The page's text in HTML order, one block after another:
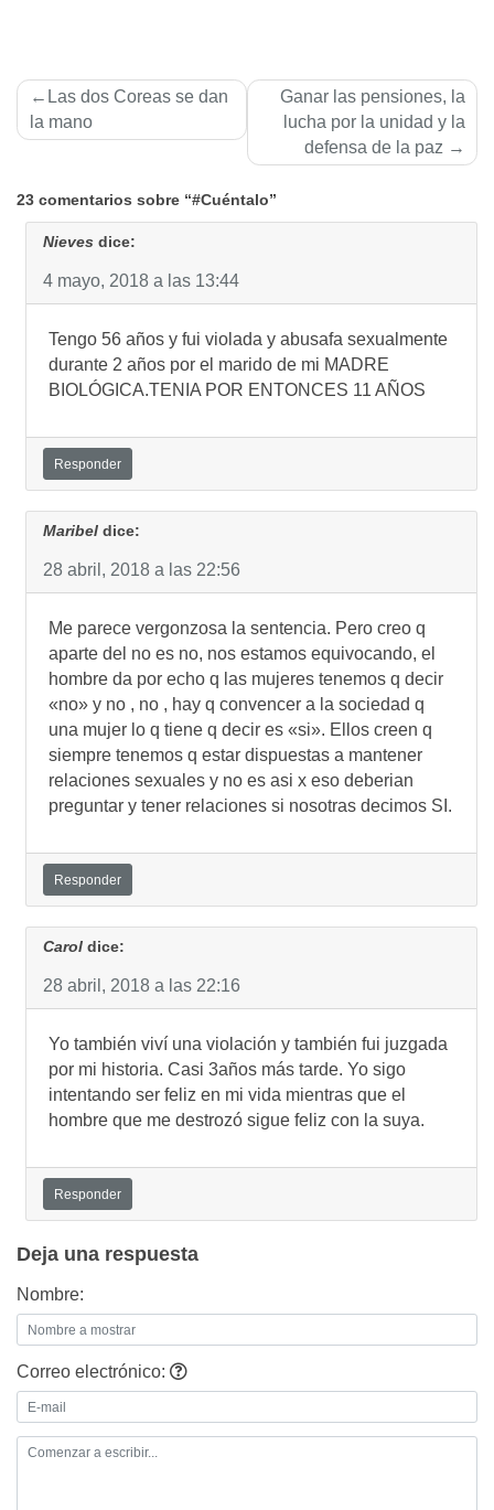
Navegación
de
Las dos Coreas se dan
la mano
Ganar las pensiones, la
lucha por la unidad y la
defensa de la paz
23 comentarios sobre “#Cuéntalo”
Nieves dice:
4 mayo, 2018 a las 13:44
Tengo 56 años y fui violada y abusafa sexualmente
durante 2 años por el marido de mi MADRE
BIOLÓGICA.TENIA POR ENTONCES 11 AÑOS
Responder
Maribel dice:
28 abril, 2018 a las 22:56
Me parece vergonzosa la sentencia. Pero creo q
aparte del no es no, nos estamos equivocando, el
hombre da por echo q las mujeres tenemos q decir
«no» y no , no , hay q convencer a la sociedad q
una mujer lo q tiene q decir es «si». Ellos creen q
siempre tenemos q estar dispuestas a mantener
relaciones sexuales y no es asi x eso deberian
preguntar y tener relaciones si nosotras decimos SI.
Responder
Carol dice:
28 abril, 2018 a las 22:16
Yo también viví una violación y también fui juzgada
por mi historia. Casi 3años más tarde. Yo sigo
intentando ser feliz en mi vida mientras que el
hombre que me destrozó sigue feliz con la suya.
Responder
Deja una respuesta
Nombre:
Correo electrónico: